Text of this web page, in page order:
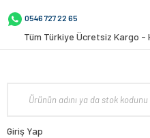
0546 727 22 65
Tüm Türkiye Ücretsiz Kargo -
Giriş Yap